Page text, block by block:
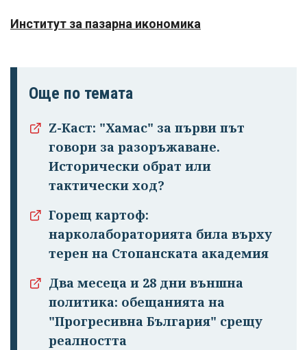
Институт за пазарна икономика
Още по темата
Z-Каст: "Хамас" за първи път
говори за разоръжаване.
Исторически обрат или
тактически ход?
Горещ картоф:
нарколабораторията била върху
терен на Стопанската академия
Два месеца и 28 дни външна
политика: обещанията на
"Прогресивна България" срещу
реалността